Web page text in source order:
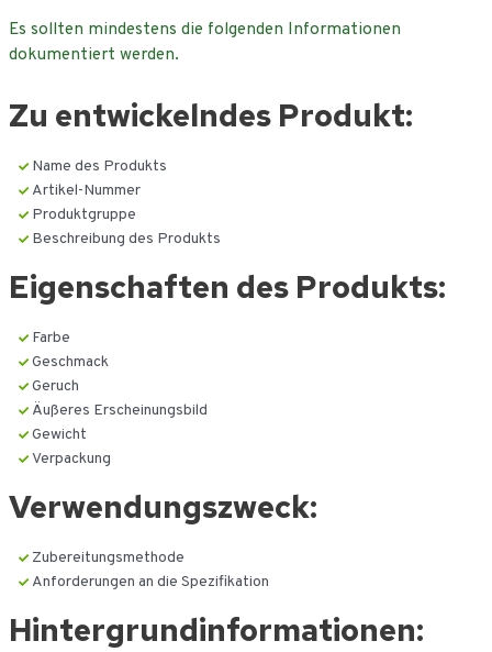
inhoud
Es sollten mindestens die folgenden Informationen
dokumentiert werden.
Zu entwickelndes Produkt:
Name des Produkts
Artikel-Nummer
Produktgruppe
Beschreibung des Produkts
Eigenschaften des Produkts:
Farbe
Geschmack
Geruch
Äußeres Erscheinungsbild
Gewicht
Verpackung
Verwendungszweck:
Zubereitungsmethode
Anforderungen an die Spezifikation
Hintergrundinformationen: